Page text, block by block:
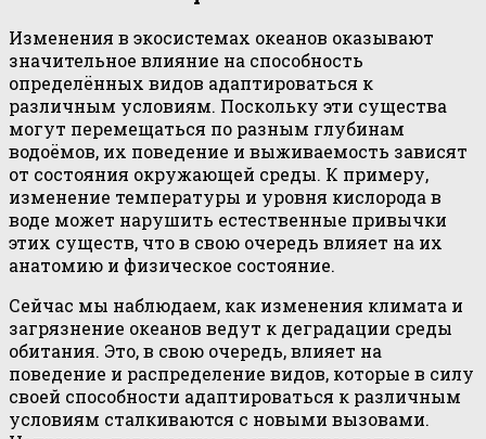
Изменения в экосистемах океанов оказывают
значительное влияние на способность
определённых видов адаптироваться к
различным условиям. Поскольку эти существа
могут перемещаться по разным глубинам
водоёмов, их поведение и выживаемость зависят
от состояния окружающей среды. К примеру,
изменение температуры и уровня кислорода в
воде может нарушить естественные привычки
этих существ, что в свою очередь влияет на их
анатомию и физическое состояние.
Сейчас мы наблюдаем, как изменения климата и
загрязнение океанов ведут к деградации среды
обитания. Это, в свою очередь, влияет на
поведение и распределение видов, которые в силу
своей способности адаптироваться к различным
условиям сталкиваются с новыми вызовами.